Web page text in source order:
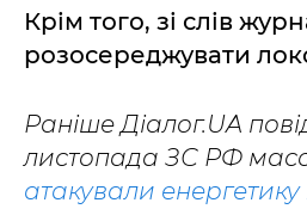
Крім того, зі слів
розосереджувати
Раніше Діалог.UA
листопада ЗС РФ
атакували енергетику